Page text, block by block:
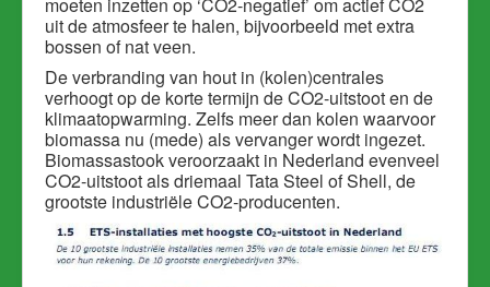
uit de atmosfeer te halen, bijvoorbeeld met extra
bossen of nat veen.
De verbranding van hout in (kolen)centrales
verhoogt op de korte termijn de CO2-uitstoot en de
klimaatopwarming. Zelfs meer dan kolen waarvoor
biomassa nu (mede) als vervanger wordt ingezet.
Biomassastook veroorzaakt in Nederland evenveel
CO2-uitstoot als driemaal Tata Steel of Shell, de
grootste industriële CO2-producenten.